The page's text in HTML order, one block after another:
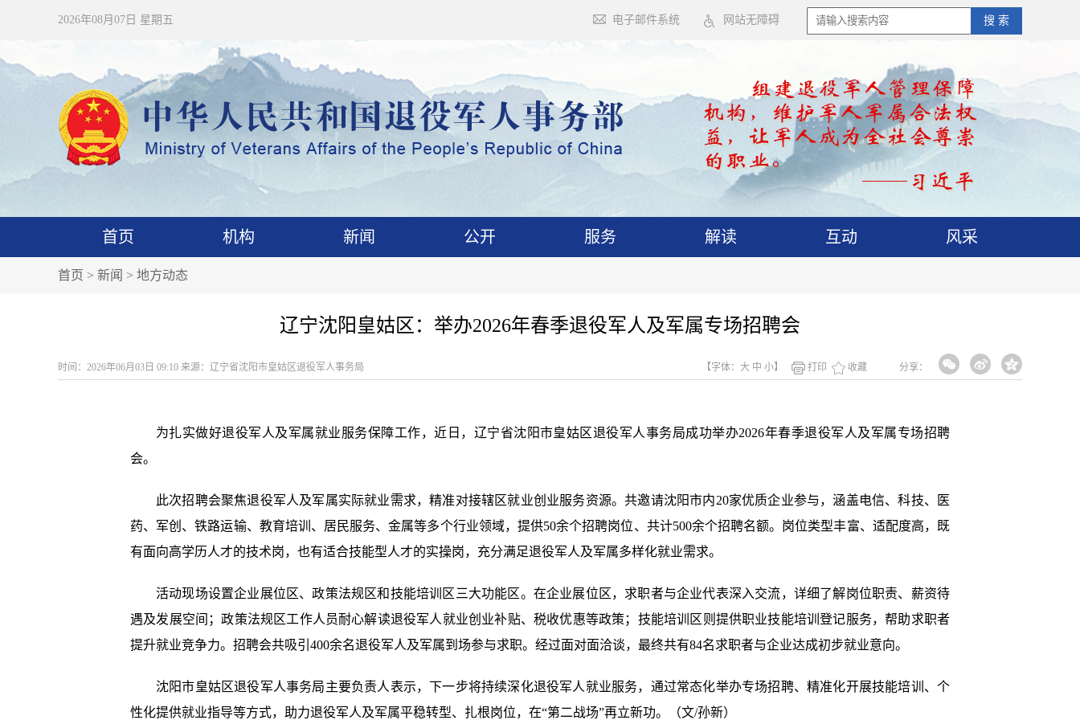
2026年08月07日 星期五 搜 索
电子邮件系统 网站无障碍
首页 机构 新闻 公开 服务 解读 互动 风采
首页 > 新闻 > 地方动态
辽宁沈阳皇姑区：举办2026年春季退役军人及军属专场招聘会
时间：2026年06月03日 09:10 来源：辽宁省沈阳市皇姑区退役军人事务局 分享：
【字体： 大 中 小】 打印 收藏
为扎实做好退役军人及军属就业服务保障工作，近日，辽宁省沈阳市皇姑区退役军人事务局成功举办2026年春季退役军人及军属专场招聘
会。
此次招聘会聚焦退役军人及军属实际就业需求，精准对接辖区就业创业服务资源。共邀请沈阳市内20家优质企业参与，涵盖电信、科技、医
药、军创、铁路运输、教育培训、居民服务、金属等多个行业领域，提供50余个招聘岗位、共计500余个招聘名额。岗位类型丰富、适配度高，既
有面向高学历人才的技术岗，也有适合技能型人才的实操岗，充分满足退役军人及军属多样化就业需求。
活动现场设置企业展位区、政策法规区和技能培训区三大功能区。在企业展位区，求职者与企业代表深入交流，详细了解岗位职责、薪资待
遇及发展空间；政策法规区工作人员耐心解读退役军人就业创业补贴、税收优惠等政策；技能培训区则提供职业技能培训登记服务，帮助求职者
提升就业竞争力。招聘会共吸引400余名退役军人及军属到场参与求职。经过面对面洽谈，最终共有84名求职者与企业达成初步就业意向。
沈阳市皇姑区退役军人事务局主要负责人表示，下一步将持续深化退役军人就业服务，通过常态化举办专场招聘、精准化开展技能培训、个
性化提供就业指导等方式，助力退役军人及军属平稳转型、扎根岗位，在“第二战场”再立新功。（文/孙新）